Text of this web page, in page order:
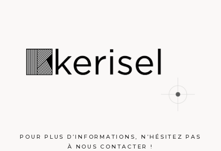
POUR PLUS D’INFORMATIONS, N’HÉSITEZ PAS
À NOUS CONTACTER !